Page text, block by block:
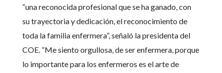
“una reconocida profesional que se ha ganado, con
su trayectoria y dedicación, el reconocimiento de
toda la familia enfermera”, señaló la presidenta del
COE. “Me siento orgullosa, de ser enfermera, porque
lo importante para los enfermeros es el arte de